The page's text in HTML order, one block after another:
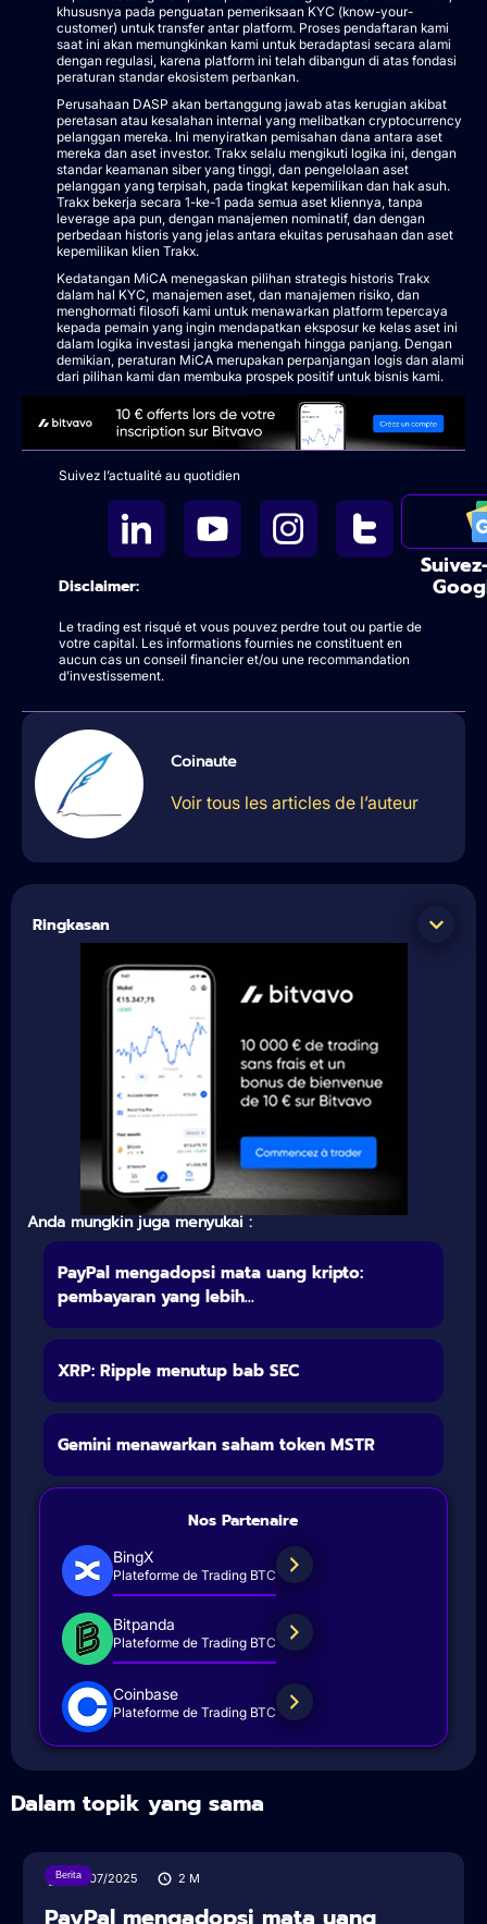
khususnya pada penguatan pemeriksaan KYC (know-your-
customer) untuk transfer antar platform. Proses pendaftaran kami
saat ini akan memungkinkan kami untuk beradaptasi secara alami
dengan regulasi, karena platform ini telah dibangun di atas fondasi
peraturan standar ekosistem perbankan.
Perusahaan DASP akan bertanggung jawab atas kerugian akibat
peretasan atau kesalahan internal yang melibatkan cryptocurrency
pelanggan mereka. Ini menyiratkan pemisahan dana antara aset
mereka dan aset investor. Trakx selalu mengikuti logika ini, dengan
standar keamanan siber yang tinggi, dan pengelolaan aset
pelanggan yang terpisah, pada tingkat kepemilikan dan hak asuh.
Trakx bekerja secara 1-ke-1 pada semua aset kliennya, tanpa
leverage apa pun, dengan manajemen nominatif, dan dengan
perbedaan historis yang jelas antara ekuitas perusahaan dan aset
kepemilikan klien Trakx.
Kedatangan MiCA menegaskan pilihan strategis historis Trakx
dalam hal KYC, manajemen aset, dan manajemen risiko, dan
menghormati filosofi kami untuk menawarkan platform tepercaya
kepada pemain yang ingin mendapatkan eksposur ke kelas aset ini
dalam logika investasi jangka menengah hingga panjang. Dengan
demikian, peraturan MiCA merupakan perpanjangan logis dan alami
dari pilihan kami dan membuka prospek positif untuk bisnis kami.
Suivez l’actualité au quotidien
Disclaimer:
Le trading est risqué et vous pouvez perdre tout ou partie de
votre capital. Les informations fournies ne constituent en
aucun cas un conseil financier et/ou une recommandation
d’investissement.
Coinaute
Voir tous les articles de l’auteur
Ringkasan
Anda mungkin juga menyukai :
PayPal mengadopsi mata uang kripto:
pembayaran yang lebih...
XRP: Ripple menutup bab SEC
Gemini menawarkan saham token MSTR
Nos Partenaire
BingX
Plateforme de Trading BTC
Bitpanda
Plateforme de Trading BTC
Coinbase
Plateforme de Trading BTC
Dalam topik yang sama
Berita
30/07/2025 2 M